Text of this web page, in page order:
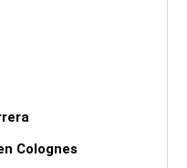
Colognes